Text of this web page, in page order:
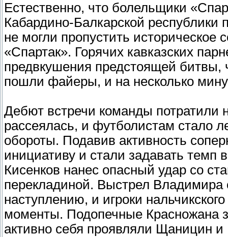
Естественно, что болельщики
Кабардино-Балкарской
не могли пропустить историческое
«Спартак». Горячих кавказских
предвкушения предстоящей битвы,
пошли файеры, и на несколько
Дебют встречи команды потратили
рассеялась, и футболистам стало
обороты. Подавив активность
инициативу и стали задавать темп
Кисенков нанес опасный удар со
перекладиной. Выстрел
наступлению, и игроки
моменты. Подопечные Красножана
активно себя проявляли Щаницин и